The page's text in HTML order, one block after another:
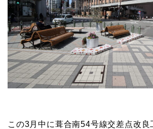
この3月中に葺合南54号線交差点改良